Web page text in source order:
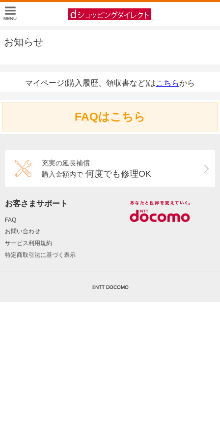
お知らせ
マイページ(購入履歴、領収書など)はこちらから
FAQはこちら
充実の延長補償
購入金額内で 何度でも修理OK
お客さまサポート
FAQ
お問い合わせ
サービス利用規約
特定商取引法に基づく表示
©NTT DOCOMO